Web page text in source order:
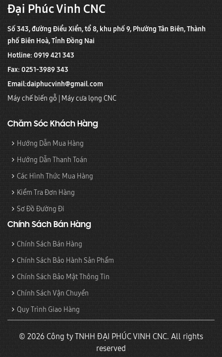
Đại Phúc Vinh CNC
Số 343, đường Điểu Xiển, tổ 8, khu phố 9, Phường Tân Biên, Thành
phố Biên Hoà, Tỉnh Đồng Nai
Hotline: 0919 421 343
Fax: 0251-3989 343
Email:daiphucvinh@gmail.com
Máy chế biến gỗ | Máy cưa lọng CNC
Chăm Sóc Khách Hàng
Hướng Dẫn Mua Hàng
Hướng Dẫn Thanh Toán
Các Hình Thức Mua Hàng
Kiểm Tra Đơn Hàng
Sơ Đồ Đường Đi
Chính Sách Bán Hàng
Chính Sách Bán Hàng
Chính Sách Bảo Hành Sản Phẩm
Chính Sách Bảo Mật Thông Tin
Chính Sách Vận Chuyển
Quy Trình Giao Hàng
© 2026 Công ty TNHH ĐẠI PHÚC VINH CNC. All rights
reserved